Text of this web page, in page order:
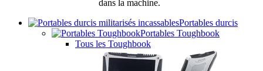
dans la machine.
Portables durcis
Portables Toughbook
Tous les Toughbook